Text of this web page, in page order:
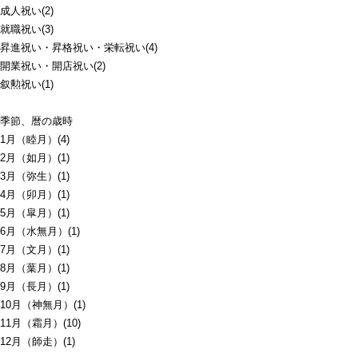
成人祝い(2)
就職祝い(3)
昇進祝い・昇格祝い・栄転祝い(4)
開業祝い・開店祝い(2)
叙勲祝い(1)
季節、暦の歳時
1月（睦月）(4)
2月（如月）(1)
3月（弥生）(1)
4月（卯月）(1)
5月（皐月）(1)
6月（水無月）(1)
7月（文月）(1)
8月（葉月）(1)
9月（長月）(1)
10月（神無月）(1)
11月（霜月）(10)
12月（師走）(1)